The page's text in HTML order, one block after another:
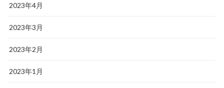
2023年4月
2023年3月
2023年2月
2023年1月